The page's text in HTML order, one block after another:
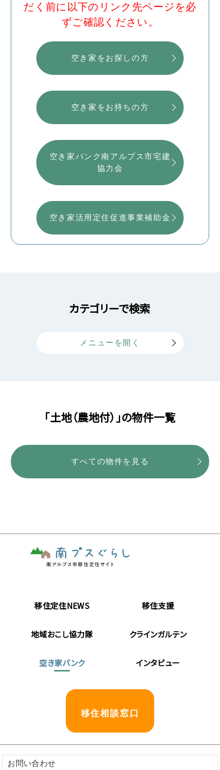
だく前に以下のリンク先ページを必
ずご確認ください。
空き家をお探しの方
空き家をお持ちの方
空き家バンク南アルプス市宅建
協力会
空き家活用定住促進事業補助金
カテゴリーで検索
「土地（農地付）」の物件一覧
すべての物件を見る
移住定住NEWS 移住支援
地域おこし協力隊 クラインガルテン
空き家バンク インタビュー
移住相談窓口
お問い合わせ